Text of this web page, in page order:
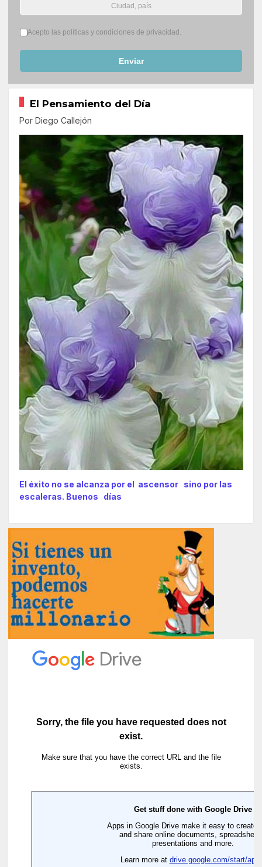
Términos del servicio*
Acepto las políticas y condiciones de privacidad.
Enviar
El Pensamiento del Día
Por Diego Callejón
El éxito no se alcanza por el ascensor sino por las
escaleras. Buenos días